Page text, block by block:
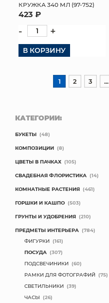
КРУЖКА 340 МЛ (97-752)
423 ₽
- +
В КОРЗИНУ
1 2 3 ...
КАТЕГОРИИ:
БУКЕТЫ (48)
КОМПОЗИЦИИ (8)
ЦВЕТЫ В ПАЧКАХ (105)
СВАДЕБНАЯ ФЛОРИСТИКА (14)
КОМНАТНЫЕ РАСТЕНИЯ (461)
ГОРШКИ И КАШПО (503)
ГРУНТЫ И УДОБРЕНИЯ (210)
ПРЕДМЕТЫ ИНТЕРЬЕРА (784)
ФИГУРКИ (161)
ПОСУДА (307)
ПОДСВЕЧИНИКИ (60)
РАМКИ ДЛЯ ФОТОГРАФИЙ (75)
СВЕТИЛЬНИКИ (39)
ЧАСЫ (26)